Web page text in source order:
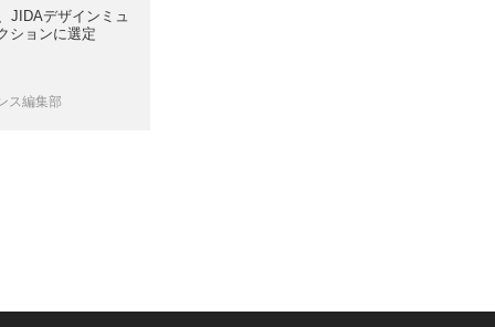
JIDAデザインミュ
ションに選定
ス編集部